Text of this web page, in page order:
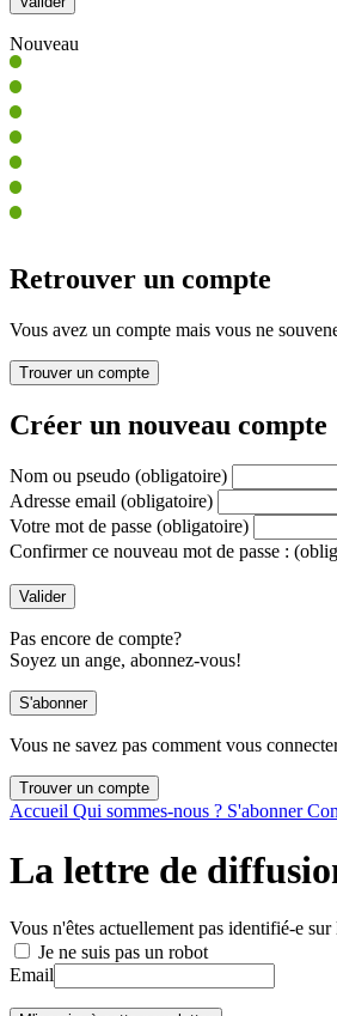
Nouveau
Retrouver un compte
Vous avez un compte mais vous ne
Créer un nouveau compte
Nom ou pseudo (obligatoire)
Adresse email (obligatoire)
Votre mot de passe (obligatoire)
Confirmer ce nouveau mot de passe :
Pas encore de compte?
Soyez un ange, abonnez-vous!
Vous ne savez pas comment vous
Accueil Qui sommes-nous ? S'abonner
La lettre de
Vous n'êtes actuellement pas identifié-e
Je ne suis pas un robot
Email